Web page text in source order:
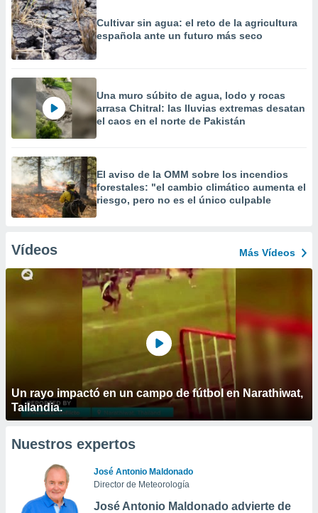
Cultivar sin agua: el reto de la agricultura
española ante un futuro más seco
Una muro súbito de agua, lodo y rocas
arrasa Chitral: las lluvias extremas desatan
el caos en el norte de Pakistán
El aviso de la OMM sobre los incendios
forestales: "el cambio climático aumenta el
riesgo, pero no es el único culpable
Vídeos Más Vídeos
Un rayo impactó en un campo de fútbol en Narathiwat,
Tailandia.
Nuestros expertos
José Antonio Maldonado
Director de Meteorología
José Antonio Maldonado advierte de